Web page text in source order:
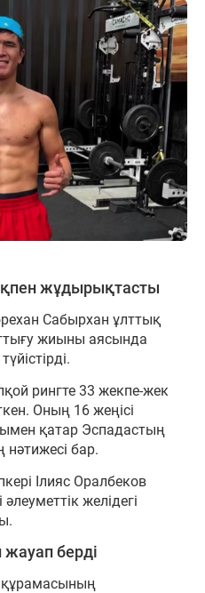
жұдырықтасты
Сабырхан ұлттық
жиыны аясында
рингте 33 жекпе-жек
Оның 16 жеңісі
қатар Эспадастың
нәтижесі бар.
Ілияс Оралбеков
желідегі
берді
құрамасының